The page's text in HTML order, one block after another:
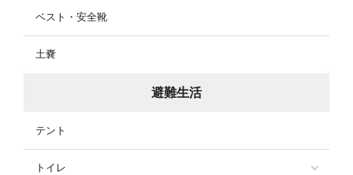
ベスト・安全靴
土嚢
避難生活
テント
トイレ